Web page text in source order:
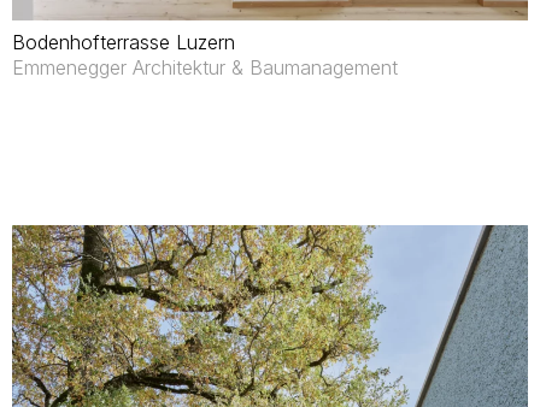
Bodenhofterrasse Luzern
Emmenegger Architektur & Baumanagement